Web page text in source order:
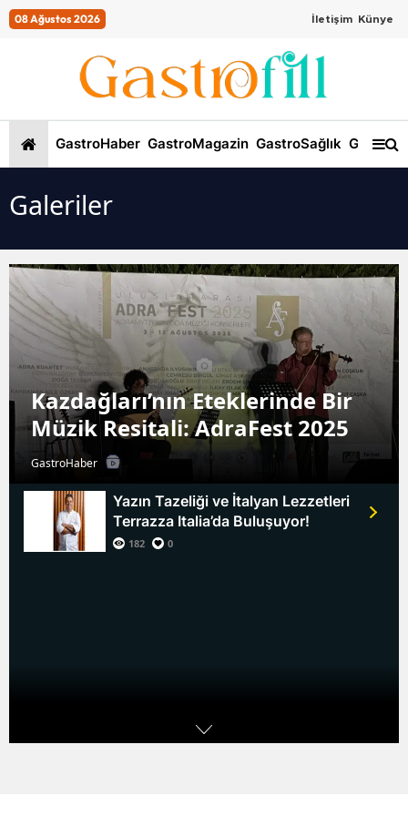
08 Ağustos 2026 İletişim Künye
GastroHaber GastroMagazin GastroSağlık
Galeriler
Kazdağları’nın Eteklerinde Bir
Müzik Resitali: AdraFest 2025
GastroHaber
Yazın Tazeliği ve İtalyan Lezzetleri
Terrazza Italia’da Buluşuyor!
182 0